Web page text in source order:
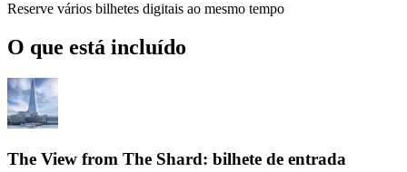
Reserve vários bilhetes digitais ao mesmo tempo
O que está incluído
The View from The Shard: bilhete de entrada